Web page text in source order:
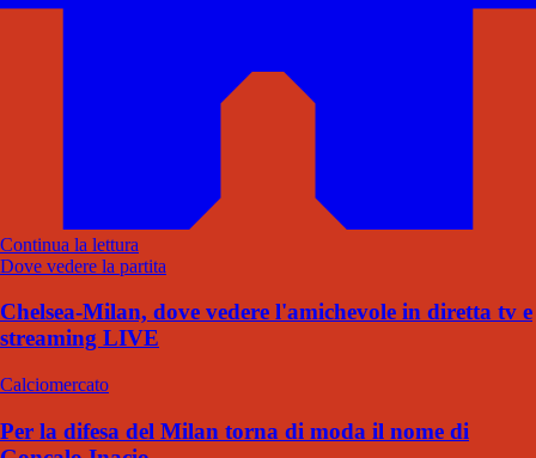
Continua la lettura
Dove vedere la partita
Chelsea-Milan, dove vedere l'amichevole in diretta tv e
streaming LIVE
Calciomercato
Per la difesa del Milan torna di moda il nome di